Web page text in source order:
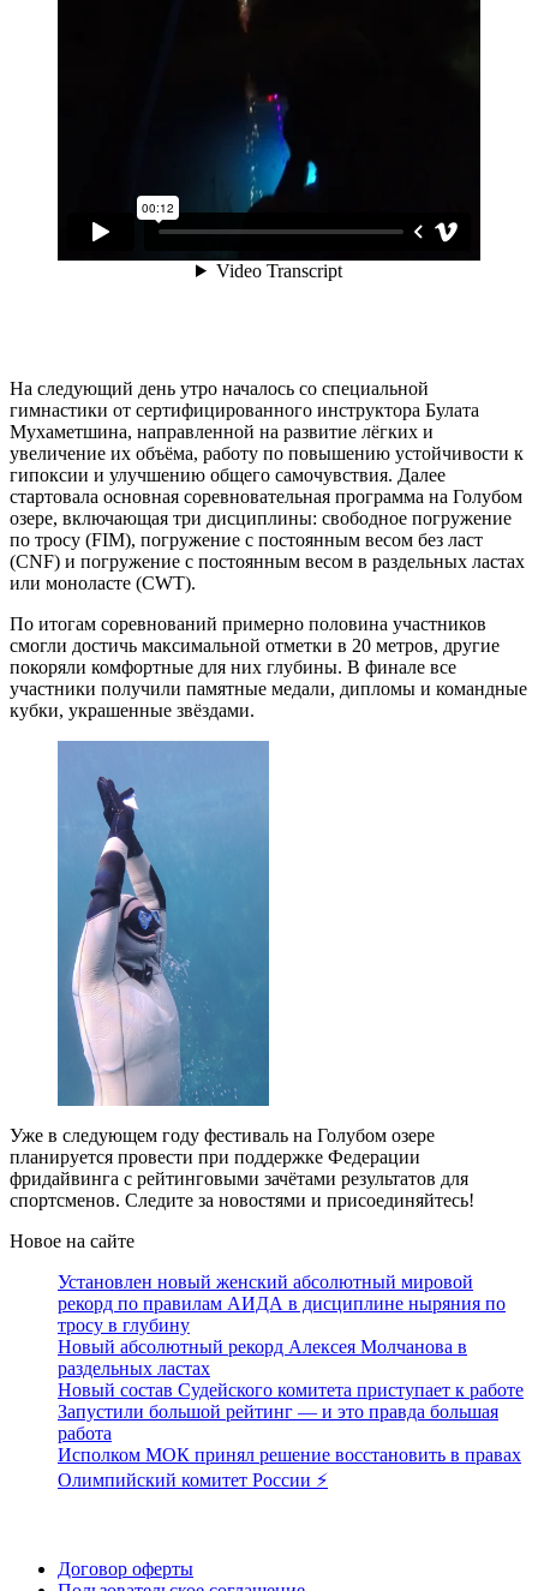
На следующий день утро началось со специальной
гимнастики от сертифицированного инструктора Булата
Мухаметшина, направленной на развитие лёгких и
увеличение их объёма, работу по повышению устойчивости к
гипоксии и улучшению общего самочувствия. Далее
стартовала основная соревновательная программа на Голубом
озере, включающая три дисциплины: свободное погружение
по тросу (FIM), погружение с постоянным весом без ласт
(CNF) и погружение с постоянным весом в раздельных ластах
или моноласте (CWT).
По итогам соревнований примерно половина участников
смогли достичь максимальной отметки в 20 метров, другие
покоряли комфортные для них глубины. В финале все
участники получили памятные медали, дипломы и командные
кубки, украшенные звёздами.
Уже в следующем году фестиваль на Голубом озере
планируется провести при поддержке Федерации
фридайвинга с рейтинговыми зачётами результатов для
спортсменов. Следите за новостями и присоединяйтесь!
Новое на сайте
Установлен новый женский абсолютный мировой
рекорд по правилам АИДА в дисциплине ныряния по
тросу в глубину
Новый абсолютный рекорд Алексея Молчанова в
раздельных ластах
Новый состав Судейского комитета приступает к работе
Запустили большой рейтинг — и это правда большая
работа
Исполком МОК принял решение восстановить в правах
Олимпийский комитет России ⚡️
Договор оферты